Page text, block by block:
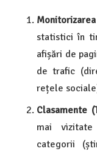
statistici în
afișări de
de trafic
rețele
Clasamente
mai
categorii